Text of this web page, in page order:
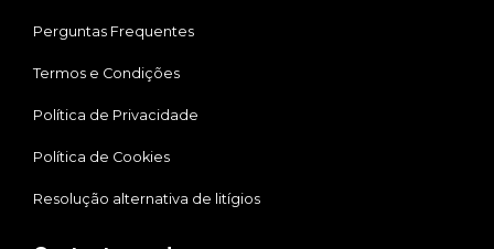
Perguntas Frequentes
Termos e Condições
Política de Privacidade
Política de Cookies
Resolução alternativa de litígios